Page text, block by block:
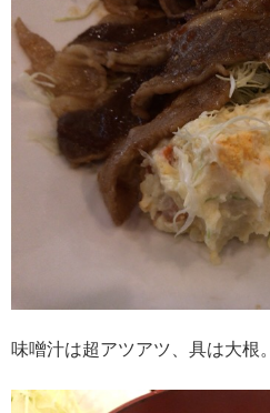
味噌汁は超アツアツ、具は大根。